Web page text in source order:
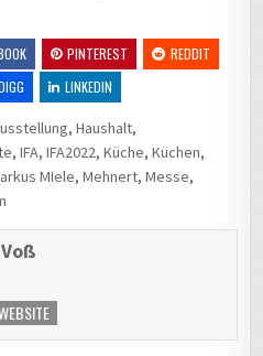
PINTEREST
REDDIT
LINKEDIN
,Haushalt,
,IFA,IFA2022,Küche,Küchen,
MIele,Mehnert,Messe,